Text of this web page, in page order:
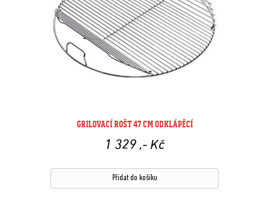
GRILOVACÍ ROŠT 47 CM ODKLÁPĚCÍ
1 329 ,- Kč
Přidat do košíku